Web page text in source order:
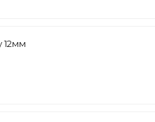
12мм